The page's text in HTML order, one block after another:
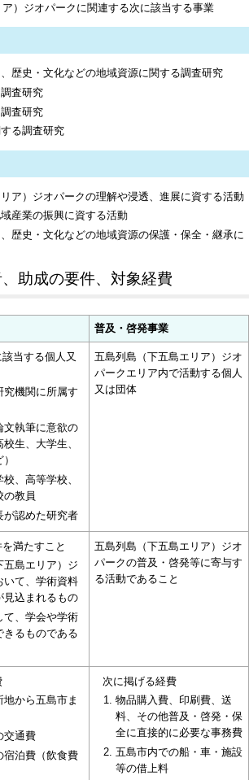
）ジオパークに関連する次に該当する事業
歴史・文化などの地域資源に関する調査研究
査研究
査研究
る調査研究
ア）ジオパークの理解や浸透、進展に資する活動
産業の振興に資する活動
歴史・文化などの地域資源の保護・保全・継承に
助成の要件、対象経費
普及・啓発事業
当する個人又
究機関に所属す
文執筆に意欲の
生、大学生、
、高等学校、
の教員
が認めた研究者
五島列島（下五島エリア）ジオ
パークエリア内で活動する個人
又は団体
満たすこと
五島エリア）ジ
いて、学術資料
見込まれるもの
て、学会や学術
きるものである
五島列島（下五島エリア）ジオ
パークの普及・啓発等に寄与す
る活動であること
から五島市ま
交通費
宿泊費（飲食費
次に掲げる経費
物品購入費、印刷費、送
料、その他普及・啓発・保
全に直接的に必要な事務費
五島市内での船・車・施設
等の借上料